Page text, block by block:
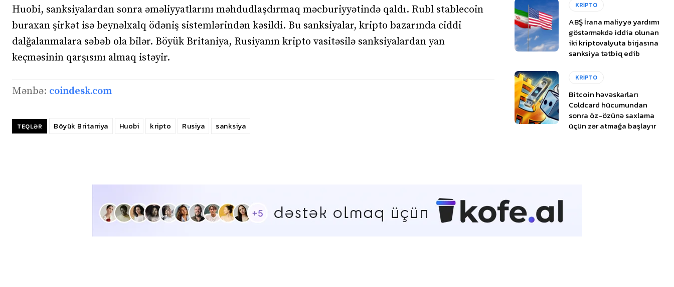
Huobi, sanksiyalardan sonra əməliyyatlarını məhdudlaşdırmaq məcburiyyətində qaldı. Rubl stablecoin
buraxan şirkət isə beynəlxalq ödəniş sistemlərindən kəsildi. Bu sanksiyalar, kripto bazarında ciddi
dalğalanmalara səbəb ola bilər. Böyük Britaniya, Rusiyanın kripto vasitəsilə sanksiyalardan yan
keçməsinin qarşısını almaq istəyir.
Mənbə: coindesk.com
TEQLƏR Böyük Britaniya Huobi kripto Rusiya sanksiya
KRİPTO
ABŞ İrana maliyyə yardımı
göstərməkdə iddia olunan
iki kriptovalyuta birjasına
sanksiya tətbiq edib
KRİPTO
Bitcoin həvəskarları
Coldcard hücumundan
sonra öz-özünə saxlama
üçün zər atmağa başlayır